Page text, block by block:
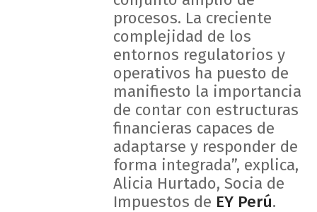
procesos. La creciente
complejidad de los
entornos regulatorios y
operativos ha puesto de
manifiesto la importancia
de contar con estructuras
financieras capaces de
adaptarse y responder de
forma integrada”, explica,
Alicia Hurtado, Socia de
Impuestos de EY Perú.